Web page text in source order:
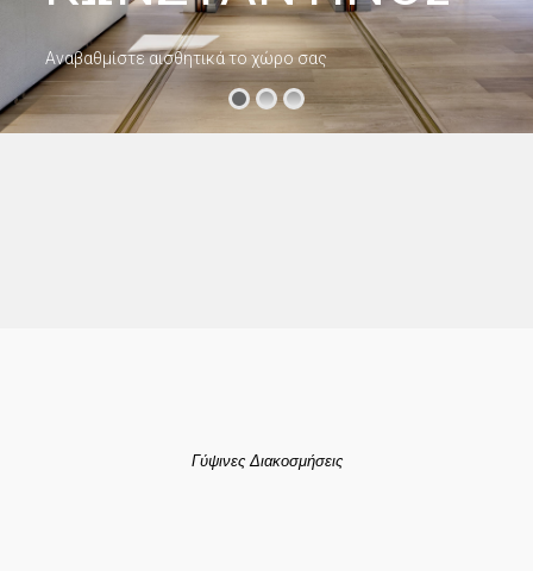
Αναβαθμίστε αισθητικά το χώρο σας
Γύψινες Διακοσμήσεις